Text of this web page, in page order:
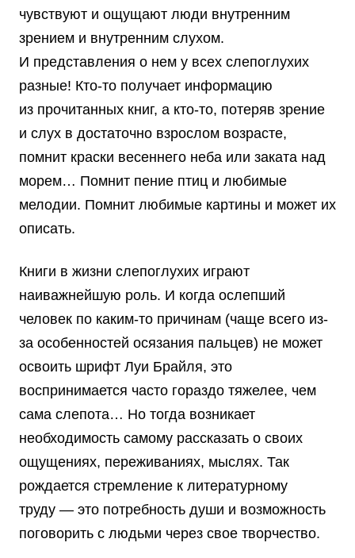
чувствуют и ощущают люди внутренним
зрением и внутренним слухом.
И представления о нем у всех слепоглухих
разные! Кто-то получает информацию
из прочитанных книг, а кто-то, потеряв зрение
и слух в достаточно взрослом возрасте,
помнит краски весеннего неба или заката над
морем… Помнит пение птиц и любимые
мелодии. Помнит любимые картины и может их
описать.
Книги в жизни слепоглухих играют
наиважнейшую роль. И когда ослепший
человек по каким-то причинам (чаще всего из-
за особенностей осязания пальцев) не может
освоить шрифт Луи Брайля, это
воспринимается часто гораздо тяжелее, чем
сама слепота… Но тогда возникает
необходимость самому рассказать о своих
ощущениях, переживаниях, мыслях. Так
рождается стремление к литературному
труду — это потребность души и возможность
поговорить с людьми через свое творчество.